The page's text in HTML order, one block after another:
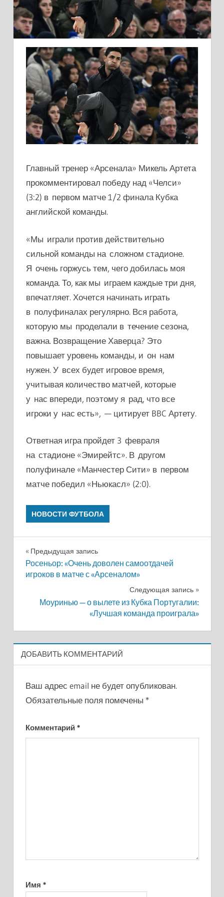
Главный тренер «Арсенала» Микель Артета
прокомментировал победу над «Челси»
(3:2) в первом матче 1/2 финала Кубка
английской команды.
«Мы играли против действительно
сильной команды на сложном стадионе.
Я очень горжусь тем, чего добилась моя
команда. То, как мы играем каждые три дня,
впечатляет. Хочется начинать играть
в полуфиналах регулярно. Вся работа,
которую мы проделали в течение сезона,
важна. Возвращение Хаверца? Это
повышает уровень команды, и он нам
нужен. У всех будет игровое время,
учитывая количество матчей, которые
у нас впереди, поэтому я рад, что все
игроки у нас есть», — цитирует BBC Артету.
Ответная игра пройдет 3 февраля
на стадионе «Эмирейтс». В другом
полуфинале «Манчестер Сити» в первом
матче победил «Ньюкасл» (2:0).
НОВОСТИ ФУТБОЛА
Навигация
по
Предыдущая запись
Росеньор: «Очень доволен самоотдачей
игроков в матче с «Арсеналом»
Следующая запись
Моуринью — о вылете из Кубка Португалии:
«Лучшая команда проиграла»
ДОБАВИТЬ КОММЕНТАРИЙ
Ваш адрес email не будет опубликован.
Обязательные поля помечены *
Комментарий *
Имя *